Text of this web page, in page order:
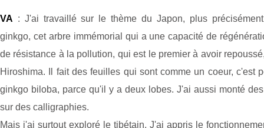
VA : J'ai travaillé sur le thème du Japon, plus
ginkgo, cet arbre immémorial qui a une capacité de
de résistance à la pollution, qui est le premier à avoir
Hiroshima. Il fait des feuilles qui sont comme un coeur, c'est
ginkgo biloba, parce qu'il y a deux lobes. J'ai aussi monté
sur des calligraphies.
Mais j'ai surtout exploré le tibétain. J'ai appris le